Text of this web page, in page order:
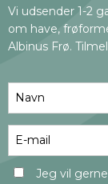
Vi udsender 1-2
om have,
Albinus Frø.
Jeg vil